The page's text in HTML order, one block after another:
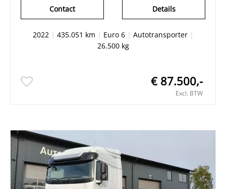
Details
Contact
2022| 435.051 km | Euro 6| Autotransporter|
26.500 kg
€ 87.500,-
Excl. BTW